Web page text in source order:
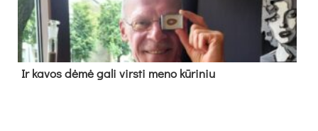
Ir ka­vos dė­mė ga­li virs­ti me­no kū­ri­niu